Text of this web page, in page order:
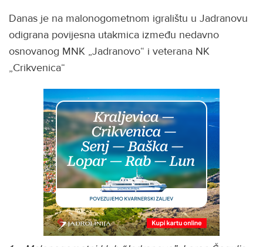
Danas je na malonogometnom igralištu u Jadranovu
odigrana povijesna utakmica između nedavno
osnovanog MNK „Jadranovo“ i veterana NK
„Crikvenica“